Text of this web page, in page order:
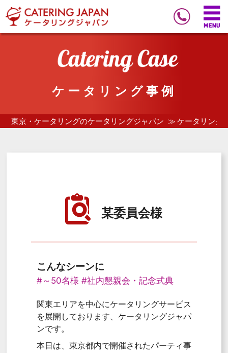
ケータリング事例
東京・ケータリングのケータリングジャパン ケータリング
某委員会様
こんなシーンに
#～50名様 #社内懇親会・記念式典
関東エリアを中心にケータリングサービス
を展開しております、ケータリングジャパ
ンです。
本日は、東京都内で開催されたパーティ事